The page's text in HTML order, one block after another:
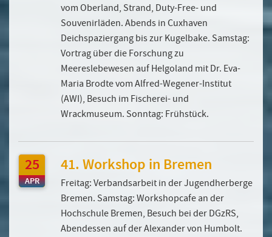
vom Oberland, Strand, Duty-Free- und
Souvenirläden. Abends in Cuxhaven
Deichspaziergang bis zur Kugelbake. Samstag:
Vortrag über die Forschung zu
Meereslebewesen auf Helgoland mit Dr. Eva-
Maria Brodte vom Alfred-Wegener-Institut
(AWI), Besuch im Fischerei- und
Wrackmuseum. Sonntag: Frühstück.
25
APR
41. Workshop in Bremen
Freitag: Verbandsarbeit in der Jugendherberge
Bremen. Samstag: Workshopcafe an der
Hochschule Bremen, Besuch bei der DGzRS,
Abendessen auf der Alexander von Humbolt.